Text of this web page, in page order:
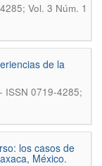
Vol. 3 Núm. 1
de la
ISSN 0719-4285;
los casos de
México.